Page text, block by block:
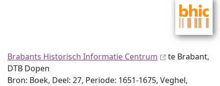
Brabants Historisch Informatie Centrum
te Brabant,
DTB Dopen
Bron: Boek, Deel: 27, Periode: 1651-1675, Veghel,